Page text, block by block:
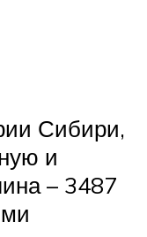
Сибири,
и
– 3487